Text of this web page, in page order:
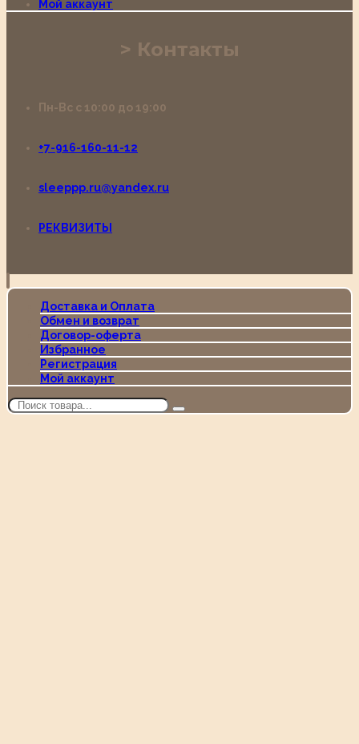
Мой аккаунт
Контакты
Пн-Вс с 10:00 до 19:00
+7-916-160-11-12
sleeppp.ru@yandex.ru
РЕКВИЗИТЫ
Доставка и Оплата
Обмен и возврат
Договор-оферта
Избранное
Регистрация
Мой аккаунт